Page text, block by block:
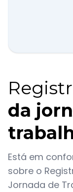
da
Está em
sobre o
Jornada de